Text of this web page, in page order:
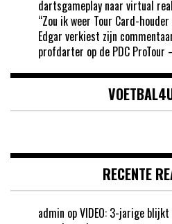
dartsgameplay naar virtual
“Zou ik weer Tour Card-
Edgar verkiest zijn
profdarter op de PDC ProTour
RECENTE
admin opVIDEO: 3-jarige